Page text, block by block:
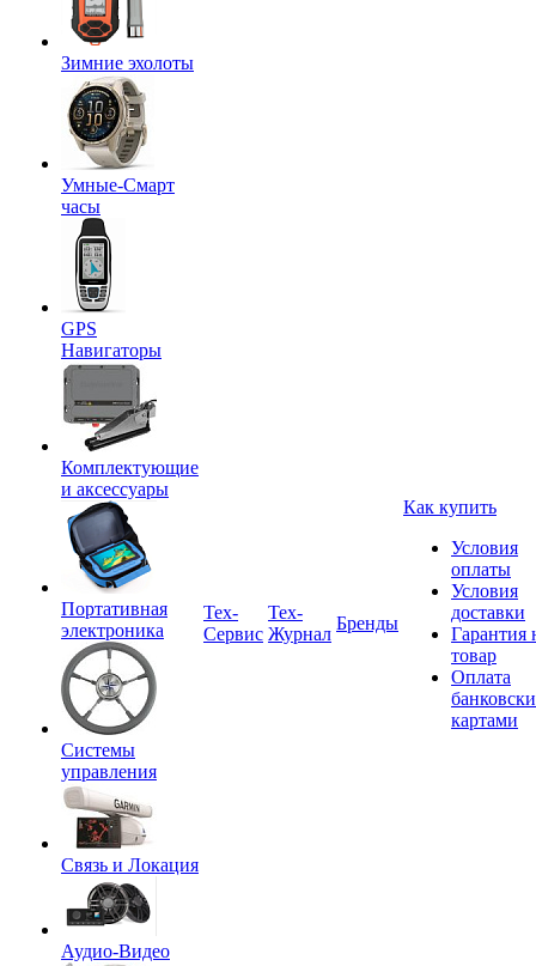
Зимние эхолоты
Умные-Смарт
часы
GPS
Навигаторы
Комплектующие
и аксессуары
Портативная
электроника
Системы
управления
Связь и Локация
Аудио-Видео
Tex-
Сервис
Тех-
Журнал
Бренды
Как купить
Условия
оплаты
Условия
доставки
Гарантия
товар
Оплата
картами